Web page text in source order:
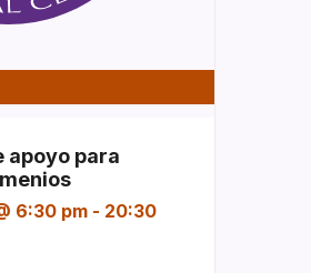
apoyo para
6:30 pm - 20:30